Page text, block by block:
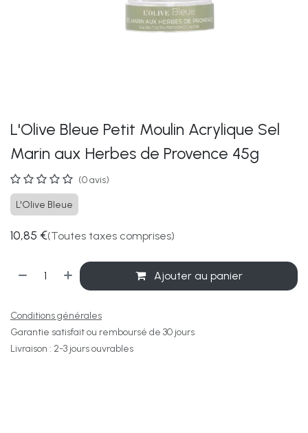
L'Olive Bleue Petit Moulin Acrylique Sel
Marin aux Herbes de Provence 45g
(0 avis)
L'Olive Bleue
10,85 €(Toutes taxes comprises)
Ajouter au panier
Conditions générales
Garantie satisfait ou remboursé de 30 jours
Livraison : 2-3 jours ouvrables